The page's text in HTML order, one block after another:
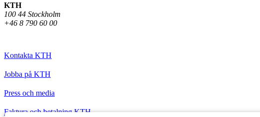
KTH
100 44 Stockholm
+46 8 790 60 00
Kontakta KTH
Jobba på KTH
Press och media
Faktura och betalning KTH